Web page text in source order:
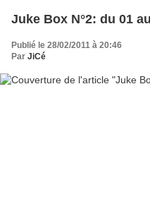
Juke Box N°2: du 01
Publié le 28/02/2011 à 20:46
Par JiCé